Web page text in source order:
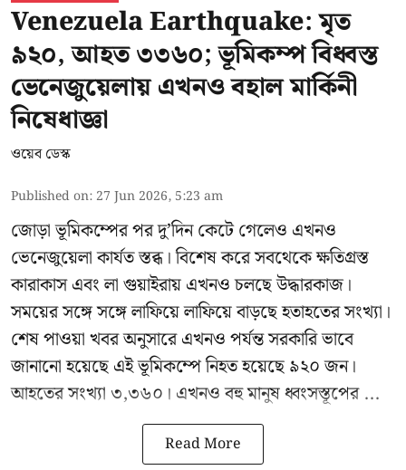
Venezuela Earthquake: মৃত
৯২০, আহত ৩৩৬০; ভূমিকম্প বিধ্বস্ত
ভেনেজুয়েলায় এখনও বহাল মার্কিনী
নিষেধাজ্ঞা
ওয়েব ডেস্ক
Published on: 27 Jun 2026, 5:23 am
জোড়া ভূমিকম্পের পর দু’দিন কেটে গেলেও এখনও
ভেনেজুয়েলাকার্যত স্তব্ধ। বিশেষ করে সবথেকে ক্ষতিগ্রস্ত
কারাকাস এবং লা গুয়াইরায় এখনও চলছে উদ্ধারকাজ।
সময়ের সঙ্গে সঙ্গে লাফিয়ে লাফিয়ে বাড়ছে হতাহতের সংখ্যা।
শেষ পাওয়া খবর অনুসারে এখনও পর্যন্ত সরকারি ভাবে
জানানো হয়েছে এই ভূমিকম্পে নিহত হয়েছে ৯২০ জন।
আহতের সংখ্যা ৩,৩৬০। এখনও বহু মানুষ ধ্বংসস্তূপের ...
Read More